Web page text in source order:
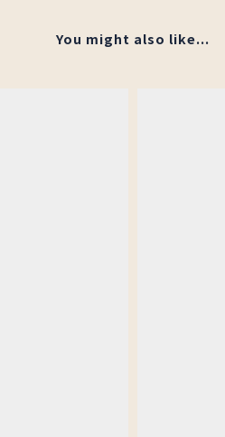
You might also like...